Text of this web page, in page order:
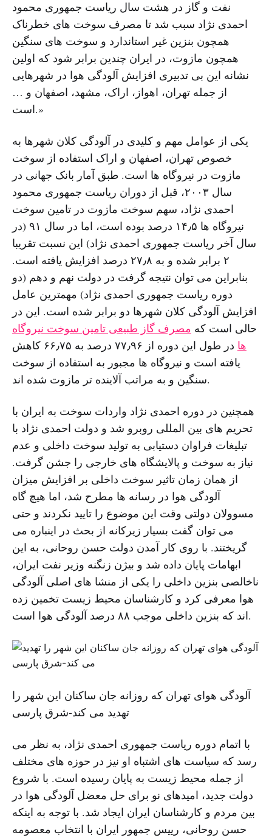
نفت و گاز در هشت سال ریاست جمهوری محمود
احمدی نژاد سبب شد تا مصرف سوخت های خطرناک
همچون بنزین غیر استاندارد و سوخت های سنگین
همچون مازوت، در ایران چندین برابر شود که اولین
نشانه این بی تدبیری افزایش آلودگی هوا در شهرهایی
از جمله تهران، اهواز، اراک، مشهد، اصفهان و …
است.»
یکی از عوامل مهم و کلیدی در آلودگی کلان شهرها به
خصوص تهران، اصفهان و اراک استفاده از سوخت
مازوت در نیروگاه ها است. طبق آمار بانک جهانی در
سال ۲۰۰۳، قبل از دوران ریاست جمهوری محمود
احمدی نژاد، سهم سوخت مازوت در تامین سوخت
نیروگاه ها ۱۴٫۵ درصد بوده است، اما در سال ۹۱ (در
سال آخر ریاست جمهوری احمدی نژاد) این نسبت تقریبا
۲ برابر شده و به ۲۷٫۸ درصد افزایش یافته است.
بنابراین می توان نتیجه گرفت در دولت نهم و دهم (دو
دوره ریاست جمهوری احمدی نژاد) مهمترین عامل
افزایش آلودگی کلان شهرها دو برابر شده است. این در
حالی است که مصرف گاز طبیعی تامین سوخت نیروگاه
ها
در طول این دوره از ۷۷٫۹۶ درصد به ۶۶٫۷۵ کاهش
یافته است و نیروگاه ها مجبور به استفاده از سوخت
سنگین و به مراتب آلاینده تر مازوت شده اند.
همچنین در دوره احمدی نژاد واردات سوخت به ایران با
تحریم های بین المللی روبرو شد و دولت احمدی نژاد با
تبلیغات فراوان دستیابی به تولید سوخت داخلی و عدم
نیاز به سوخت و پالایشگاه های خارجی را جشن گرفت.
از همان زمان تاثیر سوخت داخلی بر افزایش میزان
آلودگی هوا در رسانه ها مطرح شد، اما هیچ گاه
مسوولان دولتی وقت این موضوع را تایید نکردند و حتی
می توان گفت بسیار زیرکانه از بحث در اینباره می
گریختند. با روی کار آمدن دولت حسن روحانی، به این
ابهامات پایان داده شد و بیژن زنگنه وزیر نفت ایران،
ناخالصی بنزین داخلی را یکی از منشا های اصلی آلودگی
هوا معرفی کرد و کارشناسان محیط زیست تخمین زده
اند که بنزین داخلی موجب ۸۸ درصد آلودگی هوا است.
آلودگی هوای تهران که روزانه جان ساکنان این شهر را
تهدید می کند-شرق پارسی
با اتمام دوره ریاست جمهوری احمدی نژاد، به نظر می
رسد که سیاست های اشتباه او نیز در حوزه های مختلف
از جمله محیط زیست به پایان رسیده است. با شروع
دولت جدید، امیدهای نو برای حل معضل آلودگی هوا در
بین مردم و کارشناسان ایران ایجاد شد. با توجه به اینکه
حسن روحانی، رییس جمهور ایران با انتخاب معصومه